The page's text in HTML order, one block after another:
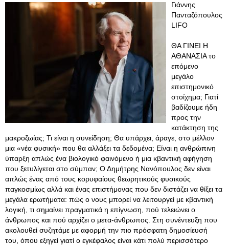
Γιάννης
Πανταζόπουλος
LIFO
ΘΑ ΓΙΝΕΙ Η
ΑΘΑΝΑΣΙΑ το
επόμενο
μεγάλο
επιστημονικό
στοίχημα; Γιατί
βαδίζουμε ήδη
προς την
κατάκτηση της
μακροζωίας; Τι είναι η συνείδηση; Θα υπάρχει, άραγε, στο μέλλον
μια «νέα φυσική» που θα αλλάξει τα δεδομένα; Είναι η ανθρώπινη
ύπαρξη απλώς ένα βιολογικό φαινόμενο ή μια κβαντική αφήγηση
που ξετυλίγεται στο σύμπαν; Ο Δημήτρης Νανόπουλος δεν είναι
απλώς ένας από τους κορυφαίους θεωρητικούς φυσικούς
παγκοσμίως αλλά και ένας επιστήμονας που δεν διστάζει να θίξει τα
μεγάλα ερωτήματα: πώς ο νους μπορεί να λειτουργεί με κβαντική
λογική, τι σημαίνει πραγματικά η επίγνωση, πού τελειώνει ο
άνθρωπος και πού αρχίζει ο μετα-άνθρωπος. Στη συνέντευξη που
ακολουθεί συζητάμε με αφορμή την πιο πρόσφατη δημοσίευσή
του, όπου εξηγεί γιατί ο εγκέφαλος είναι κάτι πολύ περισσότερο